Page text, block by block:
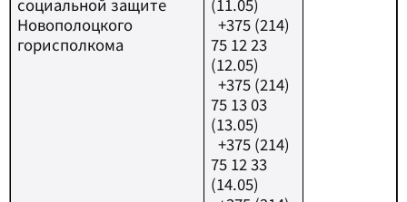
социальной защите
Новополоцкого
горисполкома
(11.05)
+375 (214)
75 12 23
(12.05)
+375 (214)
75 13 03
(13.05)
+375 (214)
75 12 33
(14.05)